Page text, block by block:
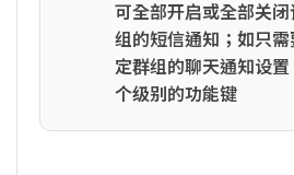
可全部开启或全部关
组的短信通知；如只
定群组的聊天通知设
个级别的功能键